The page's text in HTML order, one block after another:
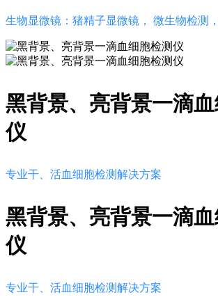
生物显微镜：猪精子显微镜， 微生物检测
黑背景、亮背景一滴血
仪
专业干、活血细胞检测解决方案
黑背景、亮背景一滴血
仪
专业干、活血细胞检测解决方案